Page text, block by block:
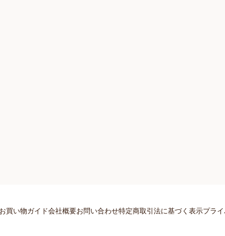
買い物ガイド会社概要お問い合わせ特定商取引法に基づく表示プラ